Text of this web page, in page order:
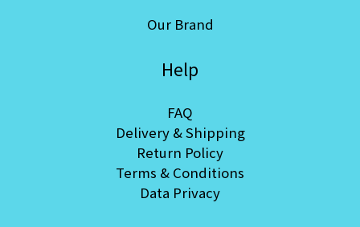
Our Brand
Help
FAQ
Delivery & Shipping
Return Policy
Terms & Conditions
Data Privacy